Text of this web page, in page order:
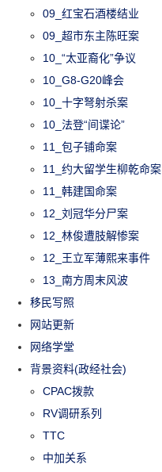
09_红宝石酒楼结业
09_超市东主陈旺案
10_“太亚裔化”争议
10_G8-G20峰会
10_十字弩射杀案
10_法登“间谍论”
11_包子铺命案
11_约大留学生柳乾命案
11_韩建国命案
12_刘冠华分尸案
12_林俊遭肢解惨案
12_王立军薄熙来事件
13_南方周末风波
移民写照
网站更新
网络学堂
背景资料(政经社会)
CPAC拨款
RV调研系列
TTC
中加关系